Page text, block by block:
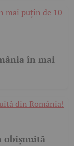
în mai
obișnuită